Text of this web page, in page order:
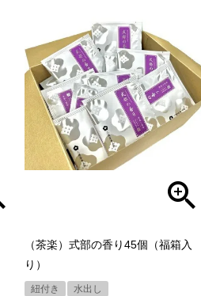
（茶楽）式部の香り45個（福箱入
り）
紐付き 水出し